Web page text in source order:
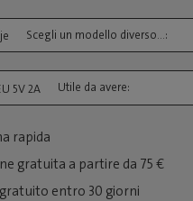
Scegli un modello diverso...:
Utile da avere:
rapida
gratuita a partire da 75 €
entro 30 giorni